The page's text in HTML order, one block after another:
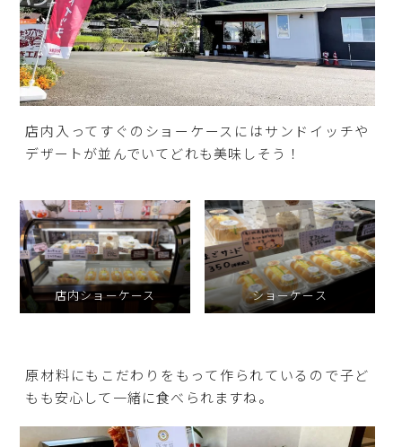
店内入ってすぐのショーケースにはサンドイッチや
デザートが並んでいてどれも美味しそう！
店内ショーケース ショーケース
原材料にもこだわりをもって作られているので子ど
もも安心して一緒に食べられますね。